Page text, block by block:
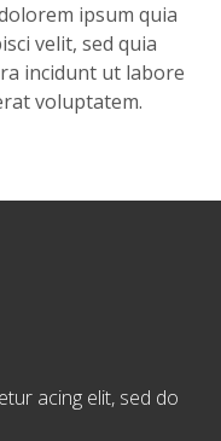
ipsum quia
velit, sed quia
incidunt ut labore
voluptatem.
acing elit, sed do